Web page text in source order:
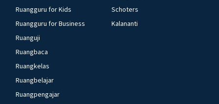
Ruangguru for Kids
Ruangguru for Business
Ruanguji
Ruangbaca
Ruangkelas
Ruangbelajar
Ruangpengajar
Schoters
Kalananti